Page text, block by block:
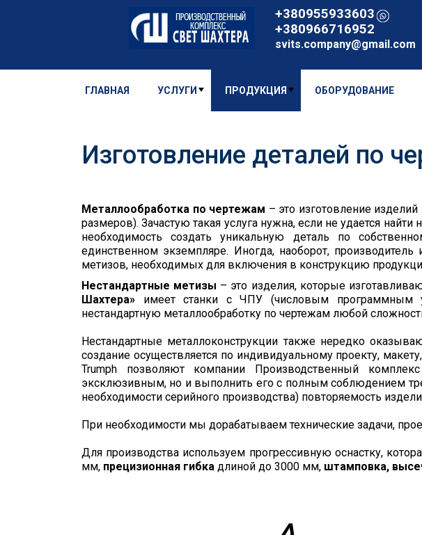
+380955933603
+380966716952
svits.company@gmail.com
ГЛАВНАЯ УСЛУГИ ПРОДУКЦИЯ ОБОРУДОВАНИЕ
Изготовление деталей по
Металлообработка по чертежам – это изготовление
размеров). Зачастую такая услуга нужна, если не удается
необходимость создать уникальную деталь по
единственном экземпляре. Иногда, наоборот,
метизов, необходимых для включения в конструкцию
Нестандартные метизы – это изделия, которые
Шахтера» имеет станки с ЧПУ (числовым программным
нестандартную металлообработку по чертежам любой
Нестандартные металлоконструкции также нередко
создание осуществляется по индивидуальному проекту,
Trumph позволяют компании Производственный
эксклюзивным, но и выполнить его с полным соблюдением
необходимости серийного производства) повторяемость
При необходимости мы дорабатываем технические задачи,
Для производства используем прогрессивную оснастку,
мм, прецизионная гибка длиной до 3000 мм, штамповка,